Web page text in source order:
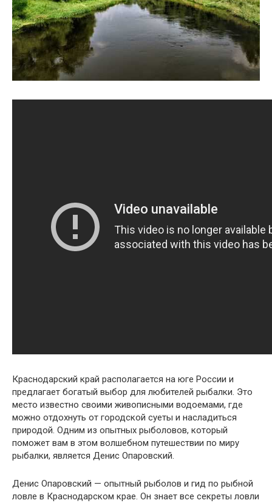
Краснодарский край располагается на юге России и
предлагает богатый выбор для любителей рыбалки. Это
место известно своими живописными водоемами, где
можно отдохнуть от городской суеты и насладиться
природой. Одним из опытных рыболовов, который
поможет вам в этом волшебном путешествии по миру
рыбалки, является Денис Опаровский.
Денис Опаровский — опытный рыболов и гид по рыбной
ловле в Краснодарском крае. Он знает все секреты ловли